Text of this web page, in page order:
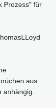
Prozess" für
aus